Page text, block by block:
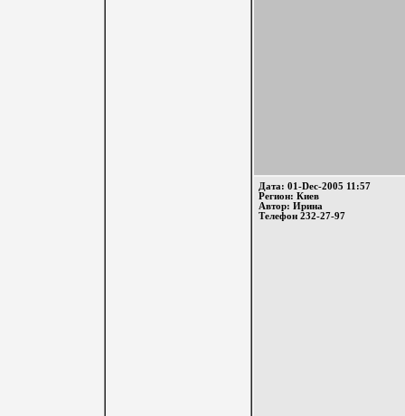
Дата: 01-Dec-2005 11:57
Регион: Киев
Автор: Ирина
Телефон 232-27-97